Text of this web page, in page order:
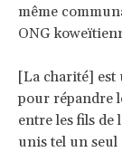
même
ONG
[La charité] est
pour répandre
entre les fils de
unis tel un